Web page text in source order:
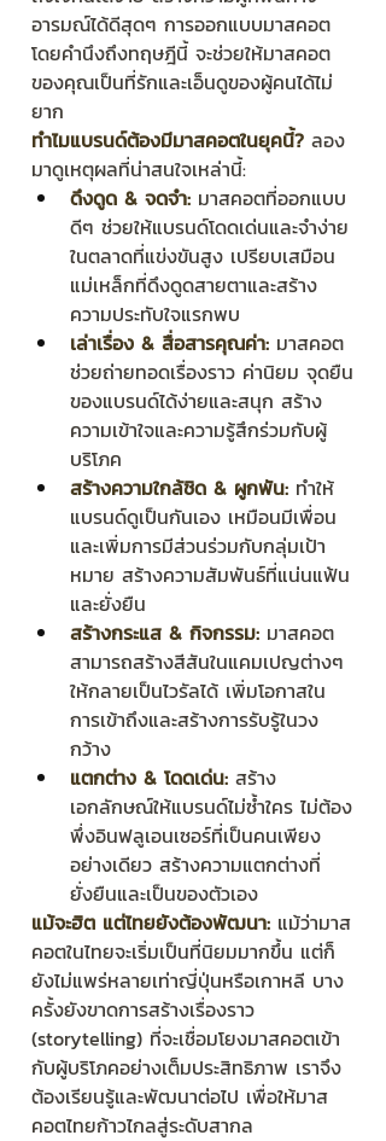
อารมณ์ได้ดีสุดๆ การออกแบบมาสคอต
โดยคำนึงถึงทฤษฎีนี้ จะช่วยให้มาสคอต
ของคุณเป็นที่รักและเอ็นดูของผู้คนได้ไม่
ยาก
ทำไมแบรนด์ต้องมีมาสคอตในยุคนี้? ลอง
มาดูเหตุผลที่น่าสนใจเหล่านี้:
ดึงดูด & จดจำ: มาสคอตที่ออกแบบ
ดีๆ ช่วยให้แบรนด์โดดเด่นและจำง่าย
ในตลาดที่แข่งขันสูง เปรียบเสมือน
แม่เหล็กที่ดึงดูดสายตาและสร้าง
ความประทับใจแรกพบ
เล่าเรื่อง & สื่อสารคุณค่า: มาสคอต
ช่วยถ่ายทอดเรื่องราว ค่านิยม จุดยืน
ของแบรนด์ได้ง่ายและสนุก สร้าง
ความเข้าใจและความรู้สึกร่วมกับผู้
บริโภค
สร้างความใกล้ชิด & ผูกพัน: ทำให้
แบรนด์ดูเป็นกันเอง เหมือนมีเพื่อน
และเพิ่มการมีส่วนร่วมกับกลุ่มเป้า
หมาย สร้างความสัมพันธ์ที่แน่นแฟ้น
และยั่งยืน
สร้างกระแส & กิจกรรม: มาสคอต
สามารถสร้างสีสันในแคมเปญต่างๆ
ให้กลายเป็นไวรัลได้ เพิ่มโอกาสใน
การเข้าถึงและสร้างการรับรู้ในวง
กว้าง
แตกต่าง & โดดเด่น: สร้าง
เอกลักษณ์ให้แบรนด์ไม่ซ้ำใคร ไม่ต้อง
พึ่งอินฟลูเอนเซอร์ที่เป็นคนเพียง
อย่างเดียว สร้างความแตกต่างที่
ยั่งยืนและเป็นของตัวเอง
แม้จะฮิต แต่ไทยยังต้องพัฒนา: แม้ว่ามาส
คอตในไทยจะเริ่มเป็นที่นิยมมากขึ้น แต่ก็
ยังไม่แพร่หลายเท่าญี่ปุ่นหรือเกาหลี บาง
ครั้งยังขาดการสร้างเรื่องราว
(storytelling) ที่จะเชื่อมโยงมาสคอตเข้า
กับผู้บริโภคอย่างเต็มประสิทธิภาพ เราจึง
ต้องเรียนรู้และพัฒนาต่อไป เพื่อให้มาส
คอตไทยก้าวไกลสู่ระดับสากล